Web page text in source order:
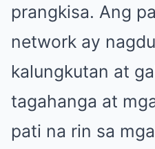
prangkisa. Ang
network ay
kalungkutan at
tagahanga at
pati na rin sa